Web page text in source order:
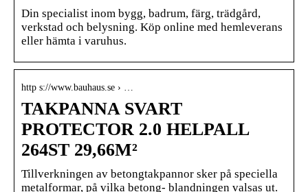
Din specialist inom bygg, badrum, färg, trädgård,
verkstad och belysning. Köp online med hemleverans
eller hämta i varuhus.
http s://www.bauhaus.se › …
TAKPANNA SVART
PROTECTOR 2.0 HELPALL
264ST 29,66M²
Tillverkningen av betongtakpannor sker på speciella
metalformar, på vilka betong- blandningen valsas ut.